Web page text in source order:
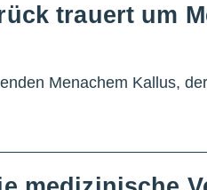
trauert um
Menachem Kallus,